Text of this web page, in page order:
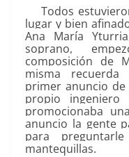
Todos
lugar y bien
Ana María
soprano,
composición de
misma recuerda
primer anuncio de
propio
promocionaba
anuncio la gente
para
mantequillas.